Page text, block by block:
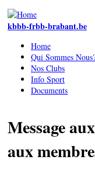
Skip to main content
kbbb-frbb-brabant.be
Home
Qui Sommes
Nos Clubs
Info Sport
Documents
Message
aux